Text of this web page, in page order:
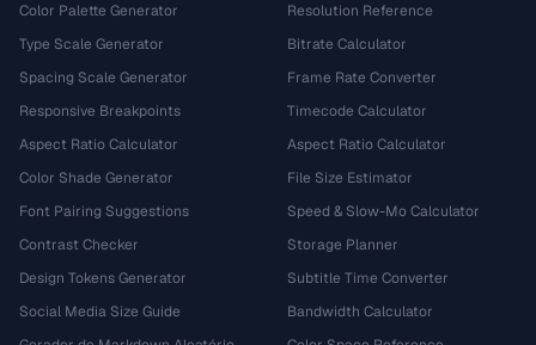
Color Palette Generator
Type Scale Generator
Spacing Scale Generator
Responsive Breakpoints
Aspect Ratio Calculator
Color Shade Generator
Font Pairing Suggestions
Contrast Checker
Design Tokens Generator
Social Media Size Guide
Resolution Reference
Bitrate Calculator
Frame Rate Converter
Timecode Calculator
Aspect Ratio Calculator
File Size Estimator
Speed & Slow-Mo Calculator
Storage Planner
Subtitle Time Converter
Bandwidth Calculator